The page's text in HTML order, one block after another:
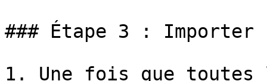
### Étape 3 : Importer
1. Une fois que